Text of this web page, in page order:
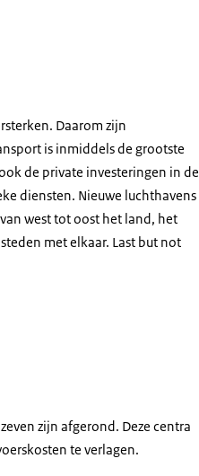
Daarom zijn
is inmiddels de grootste
de private investeringen in de
diensten. Nieuwe luchthavens
west tot oost het land, het
met elkaar. Last but not
zijn afgerond. Deze centra
te verlagen.